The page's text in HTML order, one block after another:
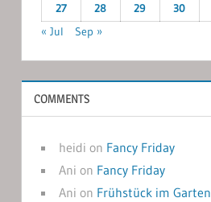
27
28 29 30
« Jul
Sep »
COMMENTS
heidi on Fancy Friday
Ani on Fancy Friday
Ani on Frühstück im Garten